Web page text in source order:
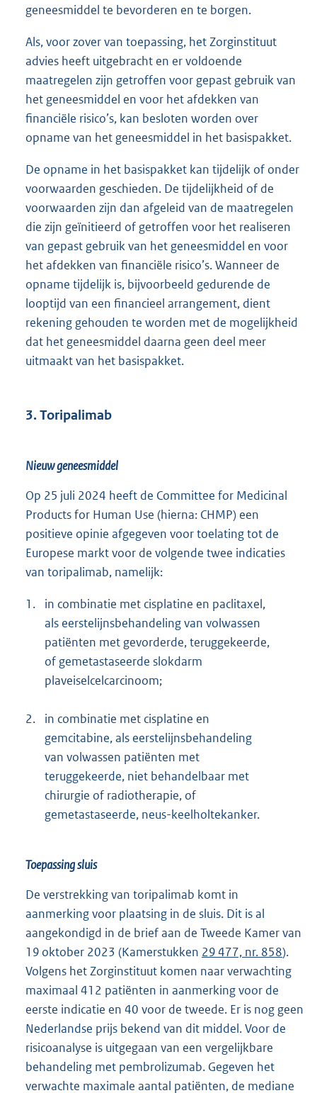
geneesmiddel te bevorderen en te borgen.
Als, voor zover van toepassing, het Zorginstituut
advies heeft uitgebracht en er voldoende
maatregelen zijn getroffen voor gepast gebruik van
het geneesmiddel en voor het afdekken van
financiële risico’s, kan besloten worden over
opname van het geneesmiddel in het basispakket.
De opname in het basispakket kan tijdelijk of onder
voorwaarden geschieden. De tijdelijkheid of de
voorwaarden zijn dan afgeleid van de maatregelen
die zijn geïnitieerd of getroffen voor het realiseren
van gepast gebruik van het geneesmiddel en voor
het afdekken van financiële risico’s. Wanneer de
opname tijdelijk is, bijvoorbeeld gedurende de
looptijd van een financieel arrangement, dient
rekening gehouden te worden met de mogelijkheid
dat het geneesmiddel daarna geen deel meer
uitmaakt van het basispakket.
3. Toripalimab
Nieuw geneesmiddel
Op 25 juli 2024 heeft de Committee for Medicinal
Products for Human Use (hierna: CHMP) een
positieve opinie afgegeven voor toelating tot de
Europese markt voor de volgende twee indicaties
van toripalimab, namelijk:
1.
in combinatie met cisplatine en paclitaxel,
als eerstelijnsbehandeling van volwassen
patiënten met gevorderde, teruggekeerde,
of gemetastaseerde slokdarm
plaveiselcelcarcinoom;
2.
in combinatie met cisplatine en
gemcitabine, als eerstelijnsbehandeling
van volwassen patiënten met
teruggekeerde, niet behandelbaar met
chirurgie of radiotherapie, of
gemetastaseerde, neus-keelholtekanker.
Toepassing sluis
De verstrekking van toripalimab komt in
aanmerking voor plaatsing in de sluis. Dit is al
aangekondigd in de brief aan de Tweede Kamer van
19 oktober 2023 (Kamerstukken 29 477, nr. 858).
Volgens het Zorginstituut komen naar verwachting
maximaal 412 patiënten in aanmerking voor de
eerste indicatie en 40 voor de tweede. Er is nog geen
Nederlandse prijs bekend van dit middel. Voor de
risicoanalyse is uitgegaan van een vergelijkbare
behandeling met pembrolizumab. Gegeven het
verwachte maximale aantal patiënten, de mediane